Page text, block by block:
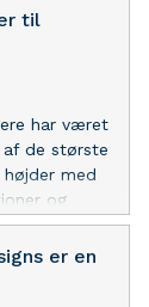
kan
til
har været
af de største
med
og
tid
vi
er en